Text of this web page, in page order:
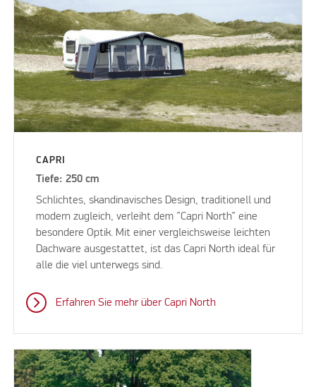
CAPRI
Tiefe: 250 cm
Schlichtes, skandinavisches Design, traditionell und
modern zugleich, verleiht dem ”Capri North” eine
besondere Optik. Mit einer vergleichsweise leichten
Dachware ausgestattet, ist das Capri North ideal für
alle die viel unterwegs sind.
Erfahren Sie mehr über Capri North